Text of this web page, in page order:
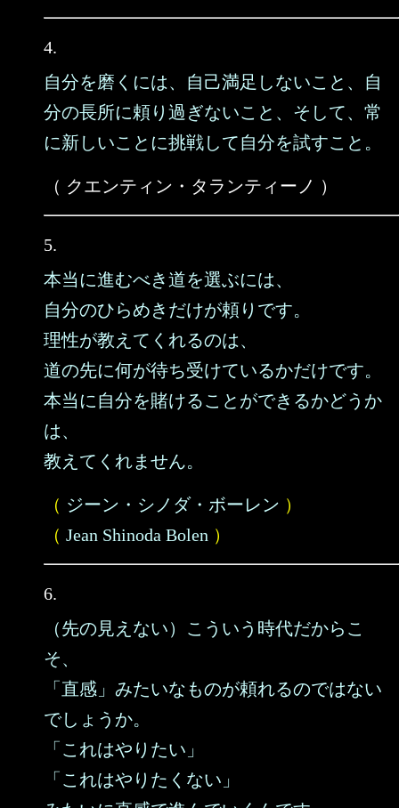
4.
自分を磨くには、自己満足しないこと、自
分の長所に頼り過ぎないこと、そして、常
に新しいことに挑戦して自分を試すこと。
（ クエンティン・タランティーノ ）
5.
本当に進むべき道を選ぶには、
自分のひらめきだけが頼りです。
理性が教えてくれるのは、
道の先に何が待ち受けているかだけです。
本当に自分を賭けることができるかどうか
は、
教えてくれません。
（ ジーン・シノダ・ボーレン ）
（ Jean Shinoda Bolen ）
6.
（先の見えない）こういう時代だからこ
そ、
「直感」みたいなものが頼れるのではない
でしょうか。
「これはやりたい」
「これはやりたくない」